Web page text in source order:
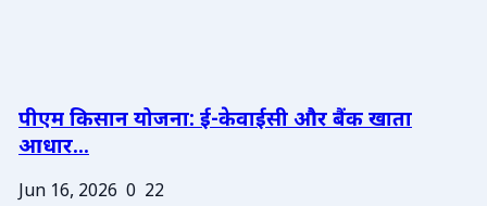
पीएम किसान योजना: ई-केवाईसी और बैंक खाता
आधार...
Jun 16, 2026 0 22